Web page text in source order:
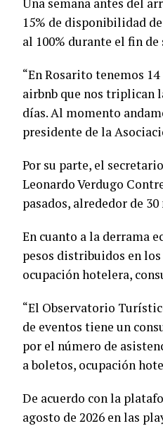
15% de disponibilidad
al 100% durante el fin de
“En Rosarito tenemos
airbnb que nos triplican
días. Al momento
presidente de la
Por su parte, el
Leonardo Verdugo
pasados, alrededor de
En cuanto a la derrama
pesos distribuidos en
ocupación hotelera,
“El Observatorio
de eventos tiene un
por el número de
a boletos, ocupación
De acuerdo con la
agosto de 2026 en las